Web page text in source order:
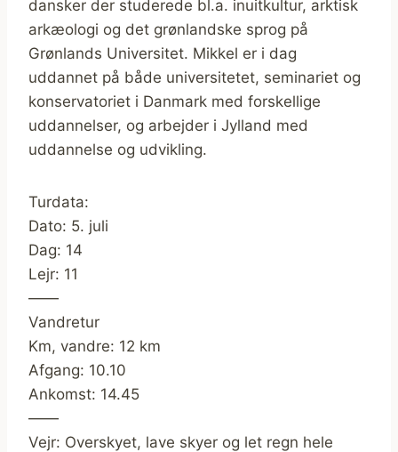
dansker der studerede bl.a. inuitkultur, arktisk
arkæologi og det grønlandske sprog på
Grønlands Universitet. Mikkel er i dag
uddannet på både universitetet, seminariet og
konservatoriet i Danmark med forskellige
uddannelser, og arbejder i Jylland med
uddannelse og udvikling.
Turdata:
Dato: 5. juli
Dag: 14
Lejr: 11
——
Vandretur
Km, vandre: 12 km
Afgang: 10.10
Ankomst: 14.45
——
Vejr: Overskyet, lave skyer og let regn hele